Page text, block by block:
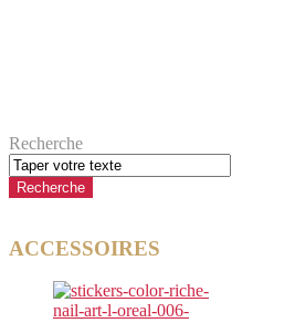
Recherche
ACCESSOIRES